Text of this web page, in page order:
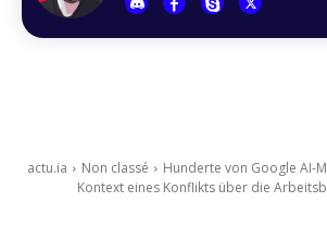
actu.ia Non classé
Hunderte von Google AI-
Kontext eines Konflikts über die